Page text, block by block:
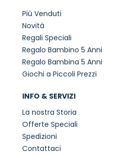
Più Venduti
Novità
Regali Speciali
Regalo Bambino 5 Anni
Regalo Bambina 5 Anni
Giochi a Piccoli Prezzi
INFO & SERVIZI
La nostra Storia
Offerte Speciali
Spedizioni
Contattaci